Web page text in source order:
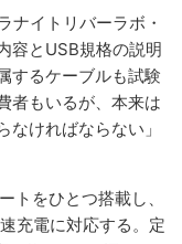
ナイトリバーラボ・
容とUSB規格の説明
するケーブルも試験
者もいるが、本来は
ければならない」
トをひとつ搭載し、
充電に対応する。定